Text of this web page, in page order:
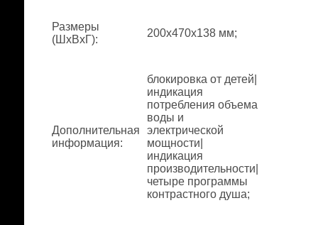
Размеры
(ШхВхГ):
200x470x138 мм;
Дополнительная
информация:
блокировка от детей|
индикация
потребления объема
воды и
электрической
мощности|
индикация
производительности|
четыре программы
контрастного душа;